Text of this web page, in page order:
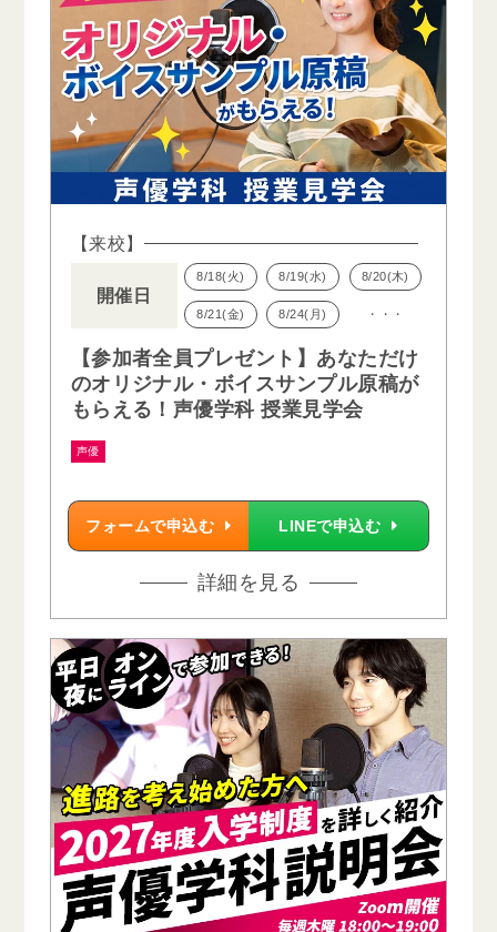
【来校】
開催日
8/18(火) 8/19(水) 8/20(木)
8/21(金) 8/24(月) ・・・
【参加者全員プレゼント】あなただけ
のオリジナル・ボイスサンプル原稿が
もらえる！声優学科 授業見学会
声優
フォームで申込む LINEで申込む
詳細を見る